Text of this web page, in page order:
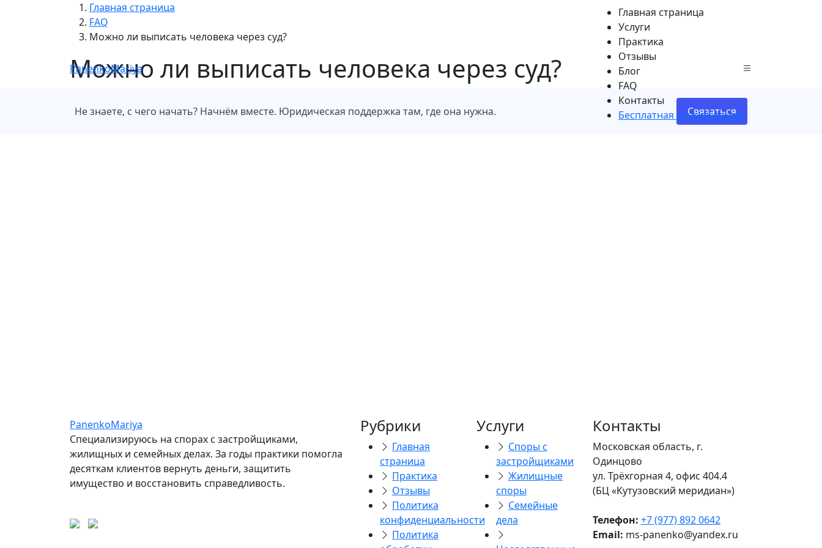
PanenkoMariya
Главная страница
Услуги
Практика
Отзывы
Блог
FAQ
Контакты
Бесплатная консультация
Главная страница
FAQ
Можно ли выписать человека через суд?
Можно ли выписать человека через суд?
Не знаете, с чего начать? Начнём вместе. Юридическая поддержка там, где она нужна. Связаться
ms-panenko@yandex.ru Согласен сполитикой в отношении обработки персональных
Отправить юристу
PanenkoMariya
Специализируюсь на спорах с застройщиками,
жилищных и семейных делах. За годы практики помогла
десяткам клиентов вернуть деньги, защитить
имущество и восстановить справедливость.
Рубрики
Главная
страница
Практика
Отзывы
Политика
конфиденциальности
Политика
Услуги
Споры с
застройщиками
Жилищные
споры
Семейные
дела
Контакты
Московская область, г.
Одинцово
ул. Трёхгорная 4, офис 404.4
(БЦ «Кутузовский меридиан»)
Телефон: +7 (977) 892 0642
Email: ms-panenko@yandex.ru